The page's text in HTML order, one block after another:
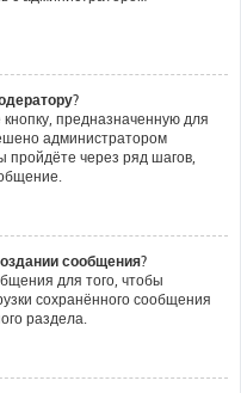
предназначенную для
администратором
пройдёте через ряд шагов,
сообщения?
для того, чтобы
сохранённого сообщения
раздела.